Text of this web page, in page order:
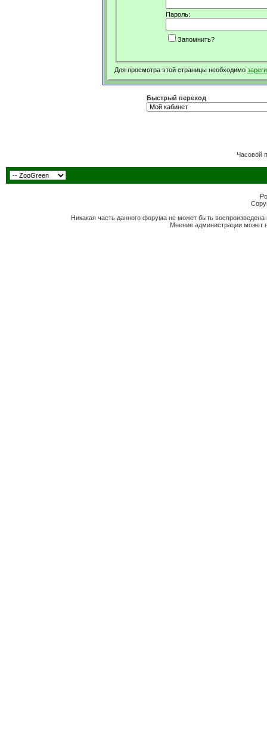
Пароль:
Запомнить?
Для просмотра этой страницы необходимо
Быстрый переход
Часовой
Никакая часть данного форума не может быть
Мнение администрации может